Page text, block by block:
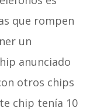
que rompen
un
anunciado
otros chips
chip tenía 10